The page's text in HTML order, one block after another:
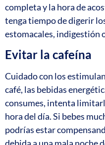
completa y la hora de
tenga tiempo de digerir
estomacales, indigestión
Evitar la cafeína
Cuidado con los
café, las bebidas
consumes, intenta
hora del día. Si bebes
podrías estar